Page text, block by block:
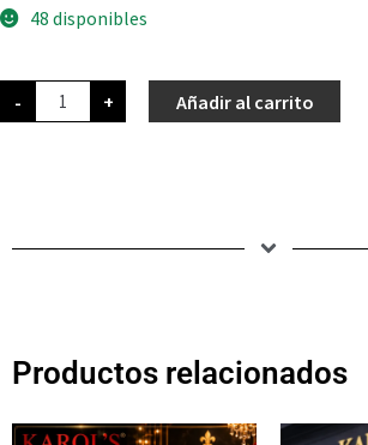
48 disponibles
- + Añadir al carrito
Productos relacionados